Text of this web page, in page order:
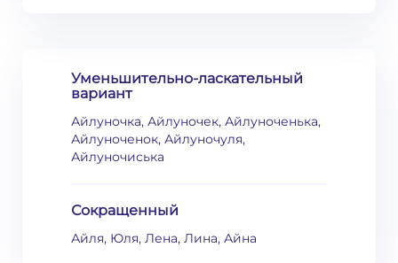
Уменьшительно-ласкательный
вариант
Айлуночка, Айлуночек, Айлуноченька,
Айлуноченок, Айлуночуля,
Айлуночиська
Сокращенный
Айля, Юля, Лена, Лина, Айна